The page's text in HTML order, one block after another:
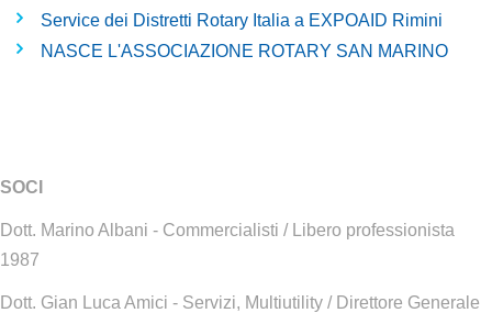
Service dei Distretti Rotary Italia a EXPOAID Rimini
NASCE L'ASSOCIAZIONE ROTARY SAN MARINO
SOCI
Dott. Marino Albani - Commercialisti / Libero professionista
1987
Dott. Gian Luca Amici - Servizi, Multiutility / Direttore Generale